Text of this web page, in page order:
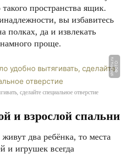
пространства ящик.
вы избавитесь
полках, да и извлекать
проще.
Ф
О
Т
О:
s
h
k
a
f
r
u.
r
u
сделайте специальное отверстие
и взрослой спальни
два ребёнка, то места
и игрушек всегда